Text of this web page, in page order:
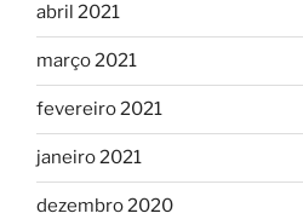
abril 2021
março 2021
fevereiro 2021
janeiro 2021
dezembro 2020